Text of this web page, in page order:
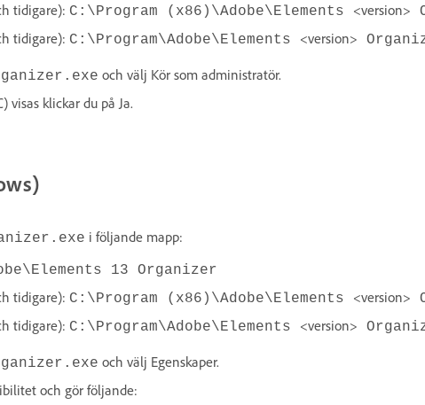
tidigare): C:\Program (x86)\Adobe\Elements <version>
tidigare): C:\Program\Adobe\Elements <version>
och välj Kör som administratör.
visas klickar du på Ja.
i följande mapp:
13 Organizer
tidigare): C:\Program (x86)\Adobe\Elements <version>
tidigare): C:\Program\Adobe\Elements <version>
och välj Egenskaper.
och gör följande: